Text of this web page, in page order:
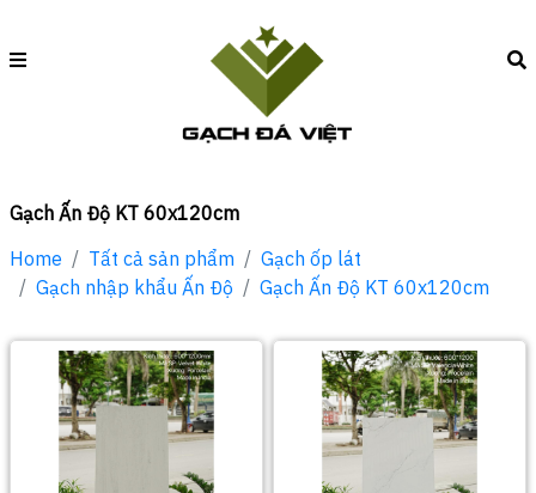
Gạch Ấn Độ KT 60x120cm
Home
Tất cả sản phẩm
Gạch ốp lát
Gạch nhập khẩu Ấn Độ
Gạch Ấn Độ KT 60x120cm